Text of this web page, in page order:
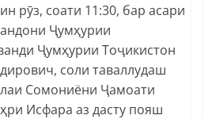
рӯз, соати 11:30, бар асари
Ҷумҳурии
Ҷумҳурии Тоҷикистон
соли таваллудаш
Сомониёни Ҷамоати
Исфара аз дасту пояш